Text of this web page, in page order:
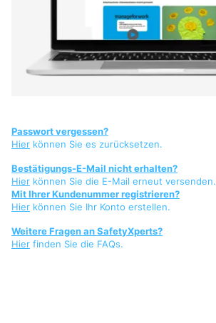
Passwort vergessen?
Hier können Sie es zurücksetzen.
Bestätigungs-E-Mail nicht erhalten?
Hier können Sie die E-Mail erneut versenden.
Mit Ihrer Kundenummer registrieren?
Hier können Sie Ihr Konto erstellen.
Weitere Fragen an SafetyXperts?
Hier finden Sie die FAQs.